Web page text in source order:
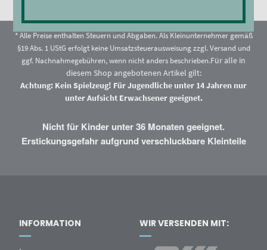
* Alle Preise enthalten Steuern und Abgaben. Als Kleinunternehmer gemäß
§19 Abs. 1 UStG erfolgt keine Umsatzsteuerausweisung zzgl.Versand und
ggf. Nachnahmegebühren, wenn nicht anders beschrieben.Für alle in
diesem Shop angebotenen Artikel gilt:
Achtung: Kein Spielzeug! Für Jugendliche unter 14 Jahren nur
unter Aufsicht Erwachsener geeignet.
Nicht für Kinder unter 36 Monaten geeignet.
Erstickungsgefahr aufgrund verschluckbare Kleinteile
INFORMATION WIR VERSENDEN MIT: